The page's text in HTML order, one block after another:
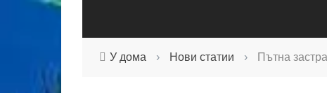
У дома › Нови статии › Пътна